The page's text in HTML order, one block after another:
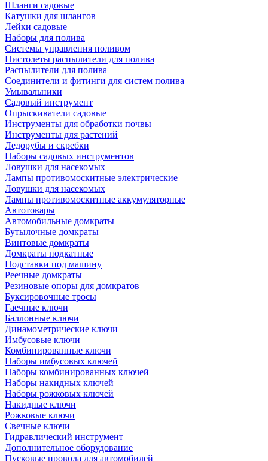
Шланги садовые
Катушки для шлангов
Лейки садовые
Наборы для полива
Системы управления поливом
Пистолеты распылители для полива
Распылители для полива
Соединители и фитинги для систем полива
Умывальники
Садовый инструмент
Опрыскиватели садовые
Инструменты для обработки почвы
Инструменты для растений
Ледорубы и скребки
Наборы садовых инструментов
Ловушки для насекомых
Лампы противомоскитные электрические
Ловушки для насекомых
Лампы противомоскитные аккумуляторные
Автотовары
Автомобильные домкраты
Бутылочные домкраты
Винтовые домкраты
Домкраты подкатные
Подставки под машину
Реечные домкраты
Резиновые опоры для домкратов
Буксировочные тросы
Гаечные ключи
Баллонные ключи
Динамометрические ключи
Имбусовые ключи
Комбинированные ключи
Наборы имбусовых ключей
Наборы комбинированных ключей
Наборы накидных ключей
Наборы рожковых ключей
Накидные ключи
Рожковые ключи
Свечные ключи
Гидравлический инструмент
Дополнительное оборудование
Пусковые провода для автомобилей